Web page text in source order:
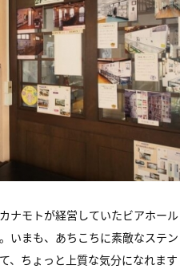
ナモトが経営していたビアホール
いまも、あちこちに素敵なステン
、ちょっと上質な気分になれます